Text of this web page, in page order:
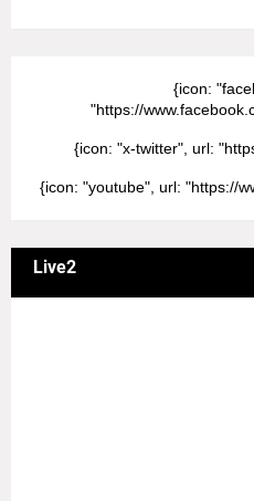
{icon:
"https://
{icon: "x-twitter", url:
{icon: "youtube", url: "https://
Live2